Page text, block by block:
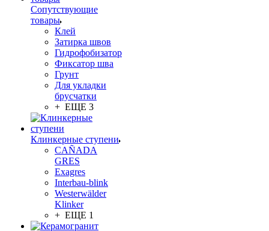
Сопутствующие
товары
Клей
Затирка швов
Гидрофобизатор
Фиксатор шва
Грунт
Для укладки
брусчатки
+ ЕЩЕ 3
Клинкерные ступени
CAÑADA
GRES
Exagres
Interbau-blink
Westerwälder
Klinker
+ ЕЩЕ 1